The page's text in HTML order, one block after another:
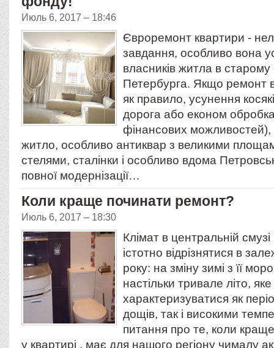
Июль 6, 2017 – 18:46
Євроремонт квартири -
завдання, особливо вона
власників житла в
Петербурга. Якщо ремонт
як правило, усунення
дорога або економ
фінансових можливостей),
житло, особливо антиквар з великими
стелями, сталінки і особливо вдома
повної модернізації…
Коли краще починати ремонт?
Июль 6, 2017 – 18:30
Клімат в центральній
істотно відрізнятися в
року: на зміну зимі з її
настільки тривале літо,
характеризуватися як
дощів, так і високими
питання про те, коли
у квартирі , має для нашого регіону чималу